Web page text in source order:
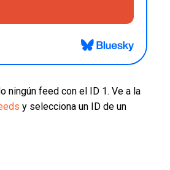
ningún feed con el ID 1. Ve a la
y selecciona un ID de un